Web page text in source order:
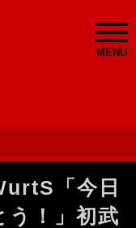
MENU
「今日
う！」初武